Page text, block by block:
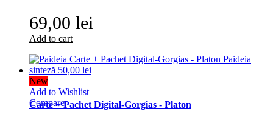
69,00 lei
Add to cart
New
Add to Wishlist
Compare
Carte + Pachet Digital-Gorgias - Platon